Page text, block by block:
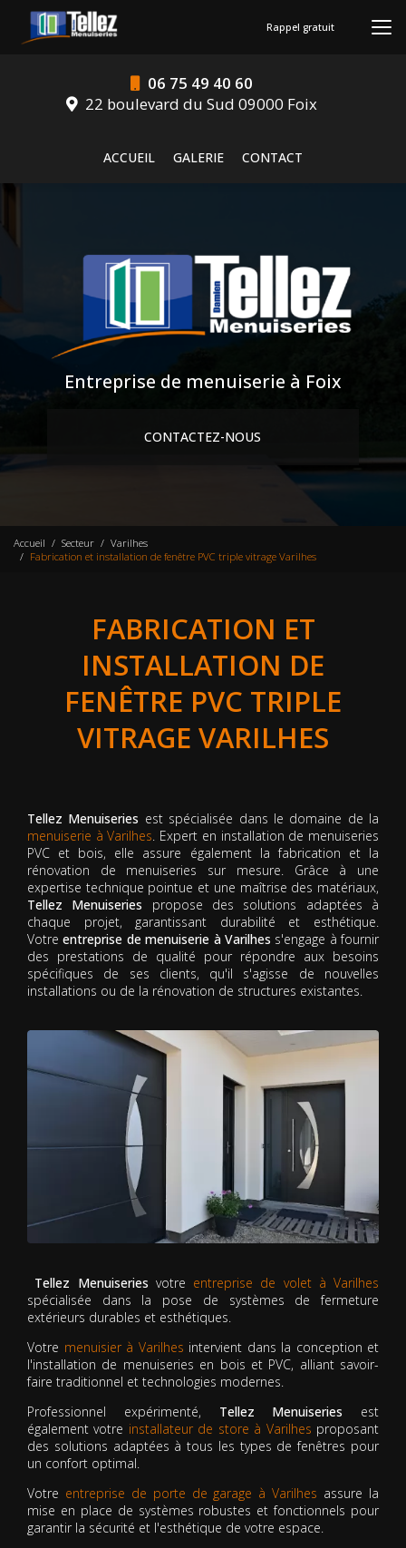
contenu
06 75 49 40 60
22 boulevard du Sud 09000 Foix
ACCUEIL
GALERIE CONTACT
Rappel gratuit
Entreprise de menuiserie à Foix
CONTACTEZ-NOUS
Accueil Secteur
Varilhes
Fabrication et installation de fenêtre PVC triple vitrage Varilhes
FABRICATION ET
INSTALLATION DE
FENÊTRE PVC TRIPLE
VITRAGE VARILHES
Tellez Menuiseries est spécialisée dans le domaine de la
menuiserie à Varilhes. Expert en installation de menuiseries
PVC et bois, elle assure également la fabrication et la
rénovation de menuiseries sur mesure. Grâce à une
expertise technique pointue et une maîtrise des matériaux,
Tellez Menuiseries propose des solutions adaptées à
chaque projet, garantissant durabilité et esthétique.
Votreentreprise de menuiserie à Varilhes s'engage à fournir
des prestations de qualité pour répondre aux besoins
spécifiques de ses clients, qu'il s'agisse de nouvelles
installations ou de la rénovation de structures existantes.
Tellez Menuiseries votre entreprise de volet à Varilhes
spécialisée dans la pose de systèmes de fermeture
extérieurs durables et esthétiques.
Votre menuisier à Varilhes intervient dans la conception et
l'installation de menuiseries en bois et PVC, alliant savoir-
faire traditionnel et technologies modernes.
Professionnel expérimenté, Tellez Menuiseries est
également votre installateur de store à Varilhes proposant
des solutions adaptées à tous les types de fenêtres pour
un confort optimal.
Votre entreprise de porte de garage à Varilhes assure la
mise en place de systèmes robustes et fonctionnels pour
garantir la sécurité et l'esthétique de votre espace.